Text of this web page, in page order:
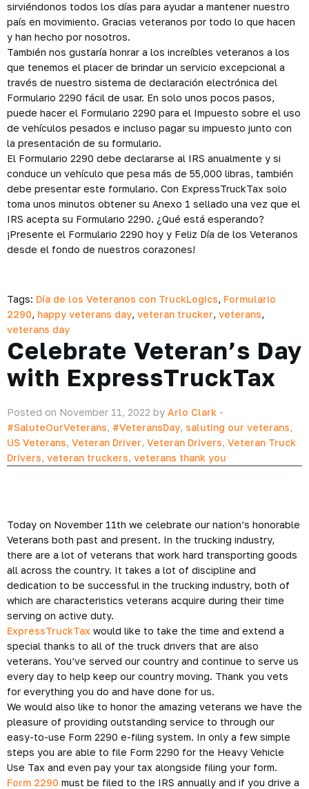
sirviéndonos todos los días para ayudar a mantener nuestro
país en movimiento. Gracias veteranos por todo lo que hacen
y han hecho por nosotros.
También nos gustaría honrar a los increíbles veteranos a los
que tenemos el placer de brindar un servicio excepcional a
través de nuestro sistema de declaración electrónica del
Formulario 2290 fácil de usar. En solo unos pocos pasos,
puede hacer el Formulario 2290 para el Impuesto sobre el uso
de vehículos pesados ​​e incluso pagar su impuesto junto con
la presentación de su formulario.
El Formulario 2290 debe declararse al IRS anualmente y si
conduce un vehículo que pesa más de 55,000 libras, también
debe presentar este formulario. Con ExpressTruckTax solo
toma unos minutos obtener su Anexo 1 sellado una vez que el
IRS acepta su Formulario 2290. ¿Qué está esperando?
¡Presente el Formulario 2290 hoy y Feliz Día de los Veteranos
desde el fondo de nuestros corazones!
Tags: Día de los Veteranos con TruckLogics, Formulario
2290, happy veterans day, veteran trucker, veterans,
veterans day
Celebrate Veteran’s Day
with ExpressTruckTax
Posted on November 11, 2022 by Arlo Clark -
#SaluteOurVeterans, #VeteransDay, saluting our veterans,
US Veterans, Veteran Driver, Veteran Drivers, Veteran Truck
Drivers, veteran truckers, veterans thank you
Today on November 11th we celebrate our nation’s honorable
Veterans both past and present. In the trucking industry,
there are a lot of veterans that work hard transporting goods
all across the country. It takes a lot of discipline and
dedication to be successful in the trucking industry, both of
which are characteristics veterans acquire during their time
serving on active duty.
ExpressTruckTax would like to take the time and extend a
special thanks to all of the truck drivers that are also
veterans. You’ve served our country and continue to serve us
every day to help keep our country moving. Thank you vets
for everything you do and have done for us.
We would also like to honor the amazing veterans we have the
pleasure of providing outstanding service to through our
easy-to-use Form 2290 e-filing system. In only a few simple
steps you are able to file Form 2290 for the Heavy Vehicle
Use Tax and even pay your tax alongside filing your form.
Form 2290 must be filed to the IRS annually and if you drive a